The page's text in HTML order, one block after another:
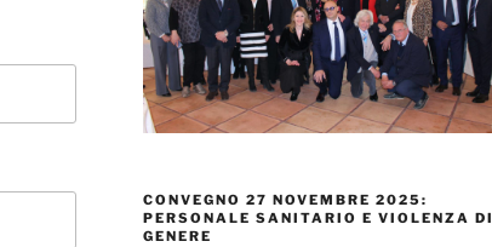
CONVEGNO 27 NOVEMBRE 2025:
PERSONALE SANITARIO E VIOLENZA DI
GENERE